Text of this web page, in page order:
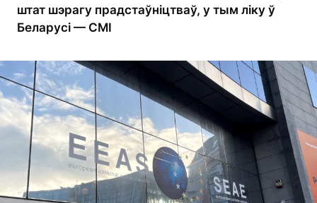
штат шэрагу прадстаўніцтваў, у тым ліку ў
Беларусі — СМІ